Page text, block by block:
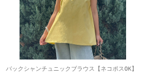
バックシャンチュニックブラウス【ネコポスOK】